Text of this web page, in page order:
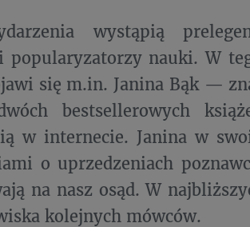
wystąpią
popularyzatorzy nauki. W
się m.in. Janina Bąk —
bestsellerowych
w internecie. Janina w
o uprzedzeniach
na nasz osąd. W
kolejnych mówców.